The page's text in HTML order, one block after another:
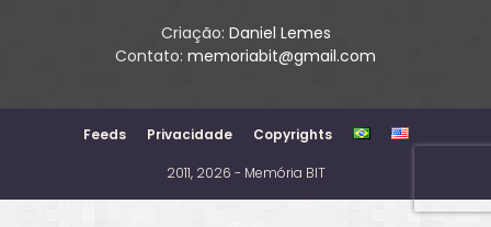
Criação: Daniel Lemes
Contato: memoriabit@gmail.com
Feeds Privacidade Copyrights
2011, 2026 - Memória BIT